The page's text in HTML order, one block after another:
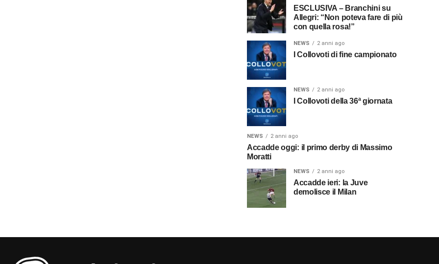
ESCLUSIVA – Branchini su
Allegri: “Non poteva fare di più
con quella rosa!”
NEWS 2 anni ago
I Collovoti di fine campionato
NEWS 2 anni ago
I Collovoti della 36ª giornata
NEWS 2 anni ago
Accadde oggi: il primo derby di Massimo
Moratti
NEWS 2 anni ago
Accadde ieri: la Juve
demolisce il Milan